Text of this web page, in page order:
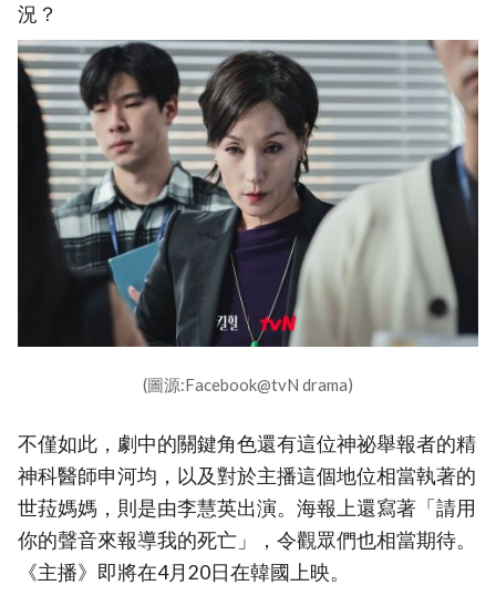
況？
(圖源:Facebook@tvN drama)
不僅如此，劇中的關鍵角色還有這位神祕舉報者的精
神科醫師申河均，以及對於主播這個地位相當執著的
世菈媽媽，則是由李慧英出演。海報上還寫著「請用
你的聲音來報導我的死亡」，令觀眾們也相當期待。
《主播》即將在4月20日在韓國上映。